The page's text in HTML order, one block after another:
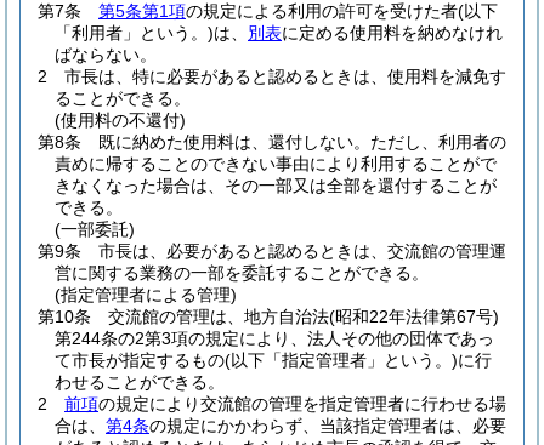
第7条
第5条第1項の規定による利用の許可を受けた者(以下
「利用者」という。)は、 別表に定める使用料を納めなけれ
ばならない。
2
市長は、特に必要があると認めるときは、使用料を減免す
ることができる。
(使用料の不還付)
第8条
既に納めた使用料は、還付しない。 ただし、利用者の
責めに帰することのできない事由により利用することがで
きなくなった場合は、その一部又は全部を還付することが
できる。
(一部委託)
第9条
市長は、必要があると認めるときは、交流館の管理運
営に関する業務の一部を委託することができる。
(指定管理者による管理)
第10条
交流館の管理は、地方自治法(昭和22年法律第67号)
第244条の2第3項の規定により、法人その他の団体であっ
て市長が指定するもの(以下「指定管理者」という。)に行
わせることができる。
2
前項の規定により交流館の管理を指定管理者に行わせる場
合は、 第4条の規定にかかわらず、当該指定管理者は、必要